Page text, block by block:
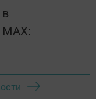
MАХ: